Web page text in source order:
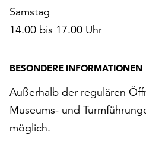
Samstag
14.00 bis 17.00 Uhr
BESONDERE INFORMATIONEN
Außerhalb der regulären
Museums- und
möglich.